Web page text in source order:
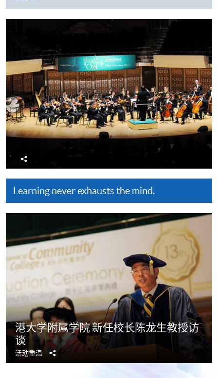
享
Learning never exhausts the mind.
港大学附属学院 新任校长陈龙生教授访
谈
活动重温
分
享